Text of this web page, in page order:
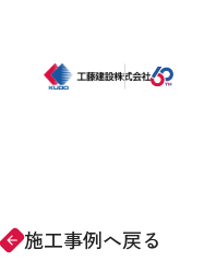
arrow_forward 施工事例へ戻る